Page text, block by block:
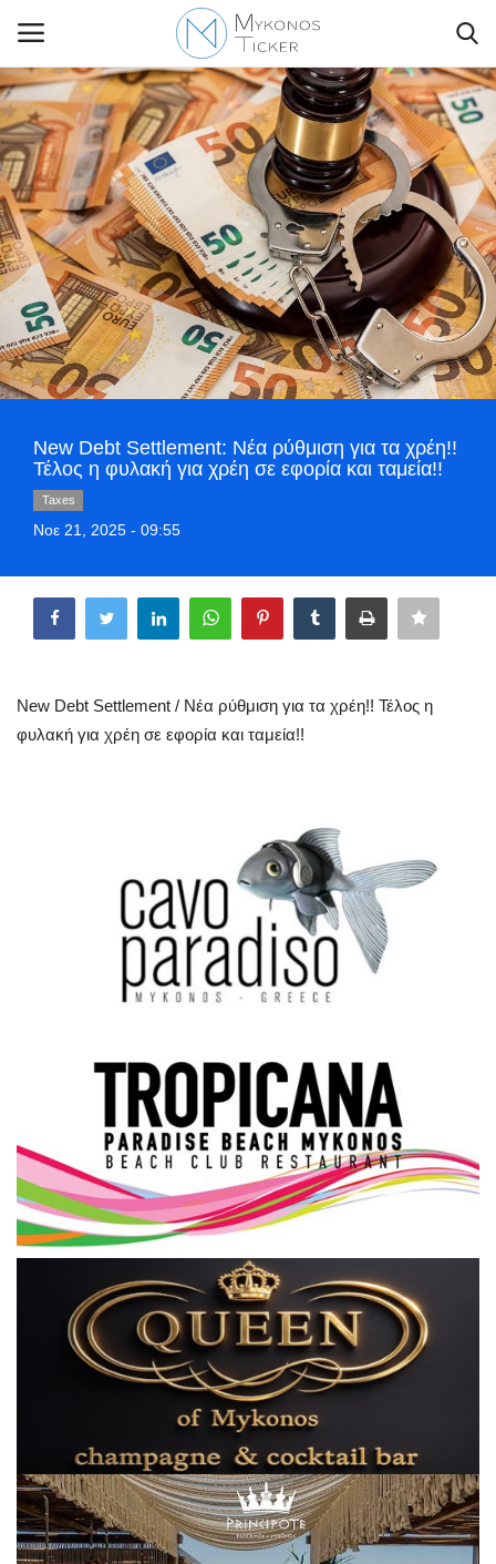
Contact Us
Politique
Business
Travel
World
Style Adorés
Greece
Entertainment
Arts & Culture
Mykonos Ticker TV
Σεβασμιώτατος Δωρόθεος Β’
Cost Of Living Crisis
Opinion + Analysis
L’Art des Sens
All News
Local Elections 2023
About
Elections 2023
New Debt Settlement: Νέα ρύθμιση για τα χρέη!!
Τέλος η φυλακή για χρέη σε εφορία και ταμεία!!
Taxes
Νοε 21, 2025 - 09:55
New Debt Settlement / Νέα ρύθμιση για τα χρέη!! Τέλος η
φυλακή για χρέη σε εφορία και ταμεία!!